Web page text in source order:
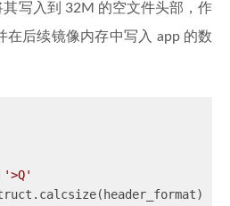
写入到 32M 的空文件头部，作
在后续镜像内存中写入 app 的数
'>Q'